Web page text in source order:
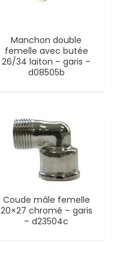
Manchon double
femelle avec butée
26/34 laiton – garis –
d08505b
Coude mâle femelle
20×27 chromé – garis
– d23504c